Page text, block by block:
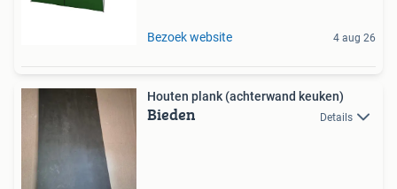
Bezoek website 4 aug 26
Houten plank (achterwand keuken)
Bieden Details